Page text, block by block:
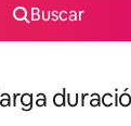
Buscar